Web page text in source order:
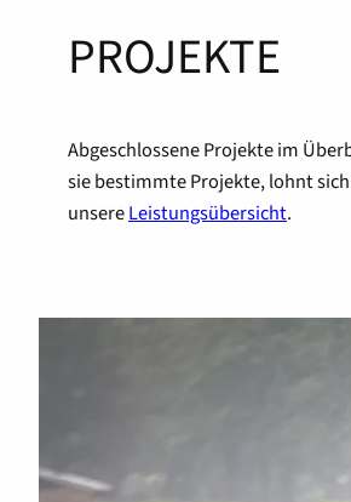
PROJEKTE
Abgeschlossene Projekte im
sie bestimmte Projekte, lohnt
unsereLeistungsübersicht.